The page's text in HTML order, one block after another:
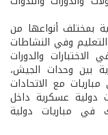
بمختلف أنواعها من
وفي النشاطات
والدورات
بين وحدات الجيش،
مع الاتحادات
دولية عسكرية داخل
في مباريات دولية